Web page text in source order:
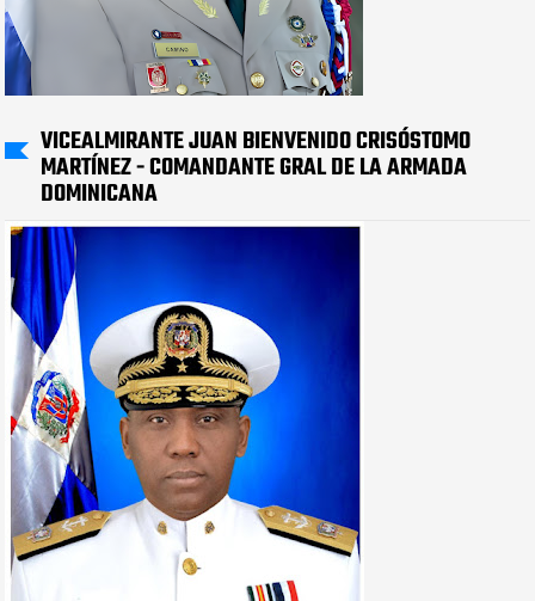
VICEALMIRANTE JUAN BIENVENIDO CRISÓSTOMO
MARTÍNEZ - COMANDANTE GRAL DE LA ARMADA
DOMINICANA